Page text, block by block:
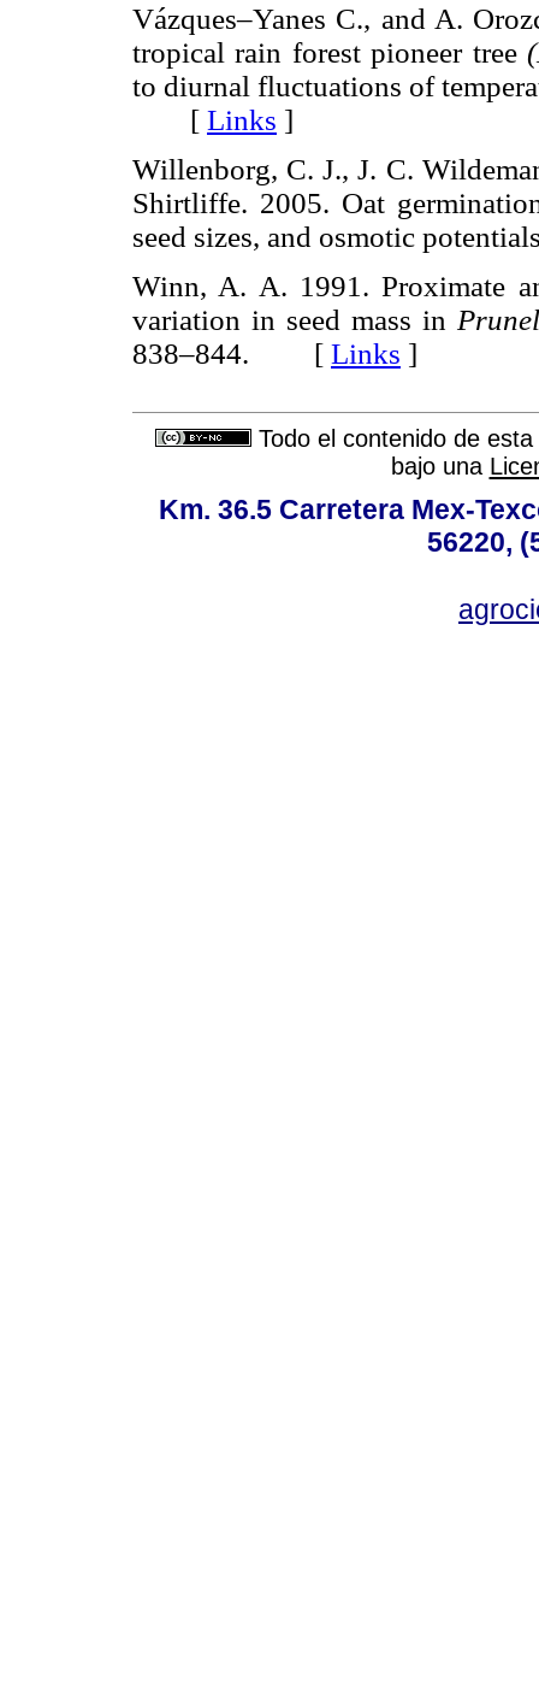
Vázques–Yanes C., and A.
tropical rain forest pioneer tree
to diurnal fluctuations of
[ Links ]
Willenborg, C. J., J. C.
Shirtliffe. 2005. Oat
seed sizes, and osmotic
Winn, A. A. 1991. Proximate
variation in seed mass in
838–844. [ Links ]
Todo el contenido de
bajo una
Km. 36.5 Carretera Mex-
56220,